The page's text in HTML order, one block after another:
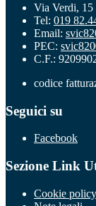
Via Verdi, 15
Tel: 019
Email:
PEC:
C.F.:
codice
Seguici su
Facebook
Sezione Link
Cookie policy